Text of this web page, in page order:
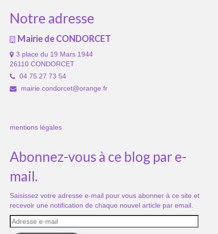
Notre adresse
Mairie de CONDORCET
3 place du 19 Mars 1944
26110 CONDORCET
04 75 27 73 54
mairie.condorcet@orange.fr
mentions légales
Abonnez-vous à ce blog par e-
mail.
Saisissez votre adresse e-mail pour vous abonner à ce site et
recevoir une notification de chaque nouvel article par email.
Adresse
e-